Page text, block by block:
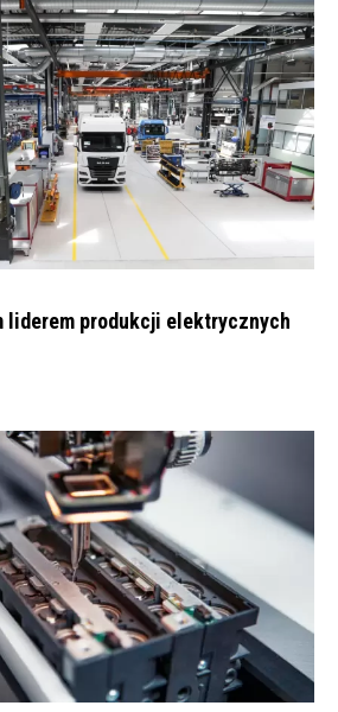
liderem produkcji elektrycznych